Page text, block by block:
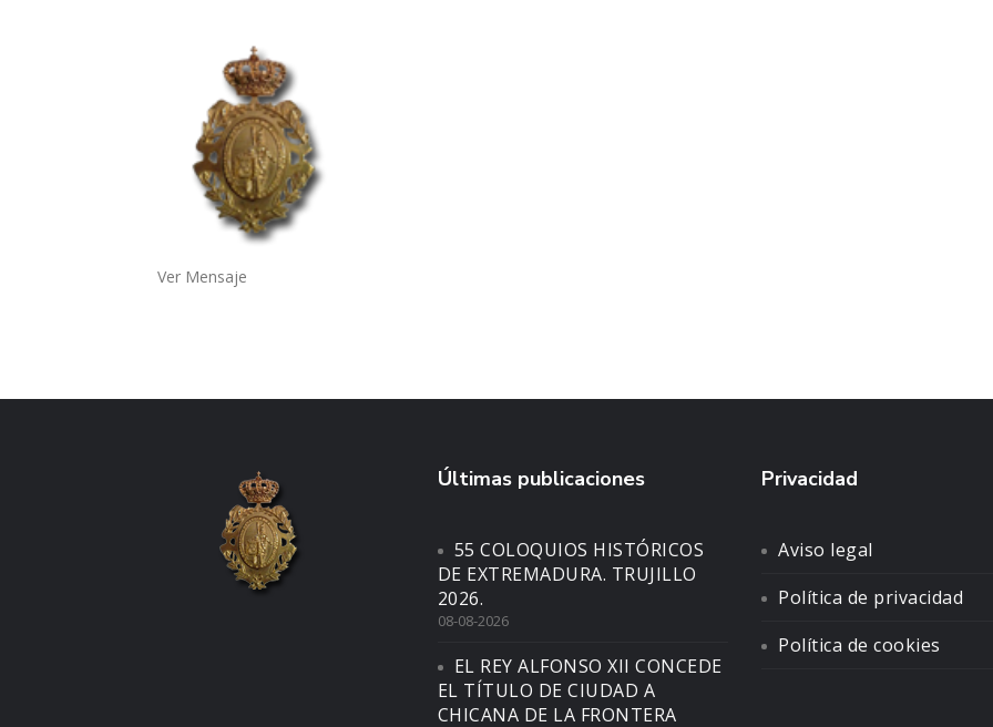
Ver Mensaje
Últimas publicaciones
55 COLOQUIOS HISTÓRICOS
DE EXTREMADURA. TRUJILLO
2026.
08-08-2026
EL REY ALFONSO XII CONCEDE
EL TÍTULO DE CIUDAD A
CHICANA DE LA FRONTERA
Privacidad
Aviso legal
Política de privacidad
Política de cookies